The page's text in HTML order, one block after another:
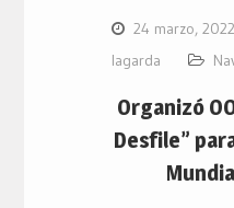
24 marzo, 2022
lagarda
Organizó
Desfile”